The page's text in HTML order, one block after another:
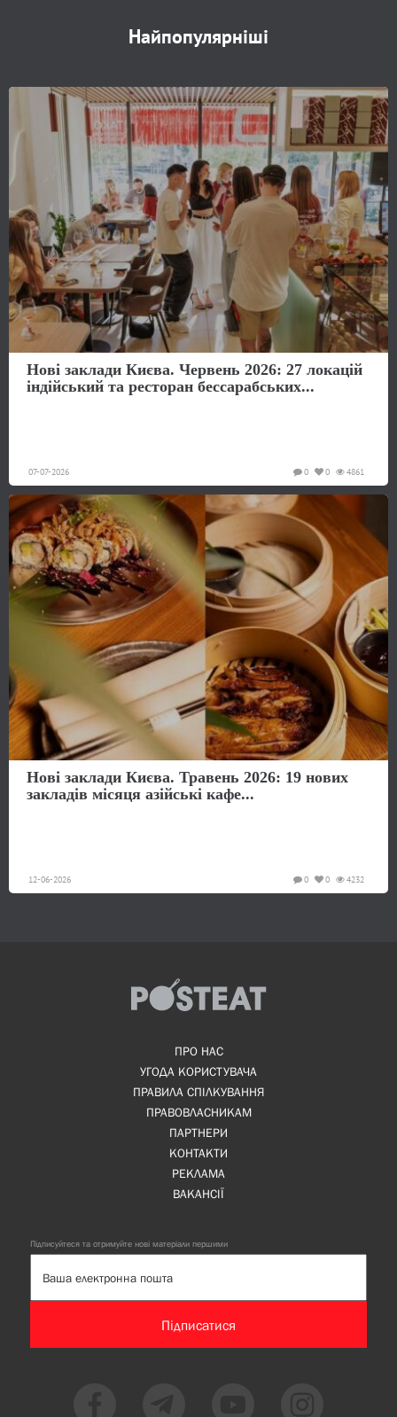
Найпопулярніші
Нові заклади Києва. Червень 2026: 27 локацій
індійський та ресторан бессарабських...
07-07-2026 4861
0
0
Нові заклади Києва. Травень 2026: 19 нових
закладів місяця азійські кафе...
12-06-2026 4232
0
0
ПРО НАС
УГОДА КОРИСТУВАЧА
ПРАВИЛА СПІЛКУВАННЯ
ПРАВОВЛАСНИКАМ
ПАРТНЕРИ
КОНТАКТИ
РЕКЛАМА
ВАКАНСІЇ
Підписуйтеся та отримуйте нові матеріали першими
Підписатися